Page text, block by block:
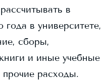
в
года в университете,
сборы,
и иные учебные
расходы.